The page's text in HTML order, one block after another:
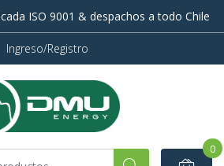
ISO 9001 & despachos a todo Chile
Ingreso/Registro
0